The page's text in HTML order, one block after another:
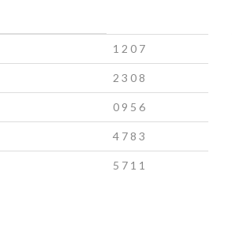
1 2 0 7
2 3 0 8
0 9 5 6
4 7 8 3
5 7 1 1